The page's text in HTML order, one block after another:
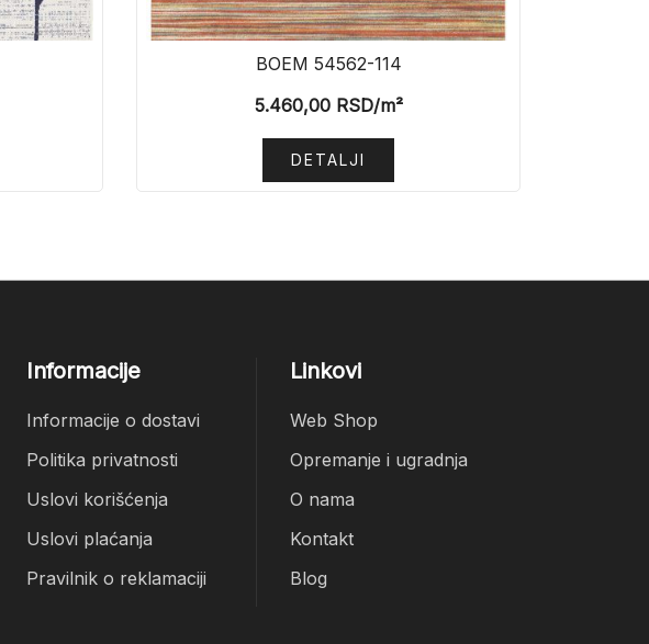
BOEM 54562-114
5.460,00RSD/m²
DETALJI
Informacije
Informacije o dostavi
Politika privatnosti
Uslovi korišćenja
Uslovi plaćanja
Pravilnik o reklamaciji
Linkovi
Web Shop
Opremanje i ugradnja
O nama
Kontakt
Blog